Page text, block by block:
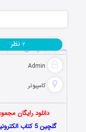
مجموعه ی 5 کتاب خواندنی از مهدی اخوان ثالث
Admin
کامپیوتر
۲ نظر
دانلود رایگان
گلچین 5 کتاب الکترونیکی از شاعر پرآوازه و موسیقی‌پژوه ایرانی